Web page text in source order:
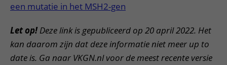
een mutatie in het MSH2-gen
Let op!Deze link is gepubliceerd op 20 april 2022. Het
kan daarom zijn dat deze informatie niet meer up to
date is. Ga naar VKGN.nl voor de meest recente versie